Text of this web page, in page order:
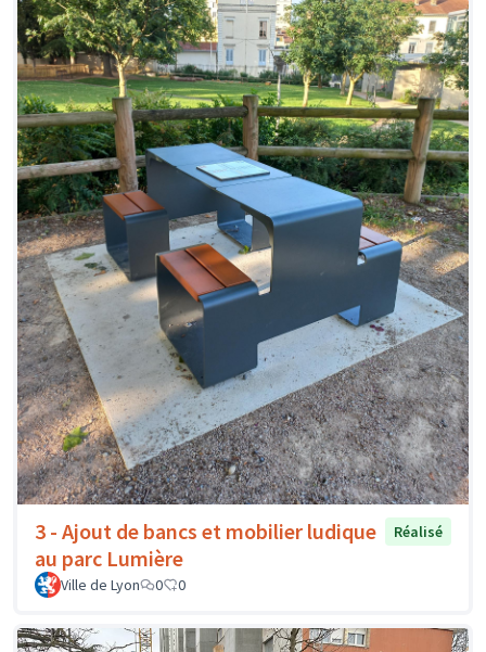
3 - Ajout de bancs et mobilier ludique
au parc Lumière
Réalisé
Ville de Lyon 0 0